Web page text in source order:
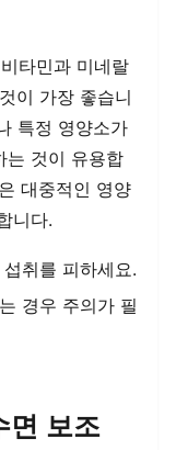
타민과 미네랄
이 가장 좋습니
특정 영양소가
는 것이 유용합
대중적인 영양
니다.
취를 피하세요.
경우 주의가 필
면 보조